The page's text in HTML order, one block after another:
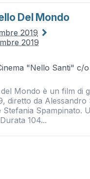
Del Mondo
2019
2019
"Nello Santi" c/
Mondo è un film di
diretto da Alessandro
Stefania Spampinato.
104...